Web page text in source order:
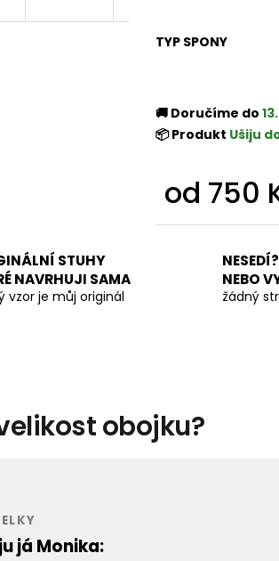
TYP SPONY
🚚 Doručíme do
📦 Produkt Ušiju
od 750
cena:
STUHY
NAVRHUJI SAMA
vzor je můj originál
NEBO
žádný
obojku?
já Monika: